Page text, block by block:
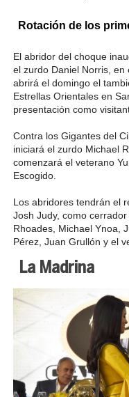
Rotación de los
El abridor del choque
el zurdo Daniel Norris,
abrirá el domingo el
Estrellas Orientales en
presentación como
Contra los Gigantes del
iniciará el zurdo Michael
comenzará el veterano
Escogido.
Los abridores tendrán el
Josh Judy, como
Rhoades, Michael Ynoa,
Pérez, Juan Grullón y el
La Madrina